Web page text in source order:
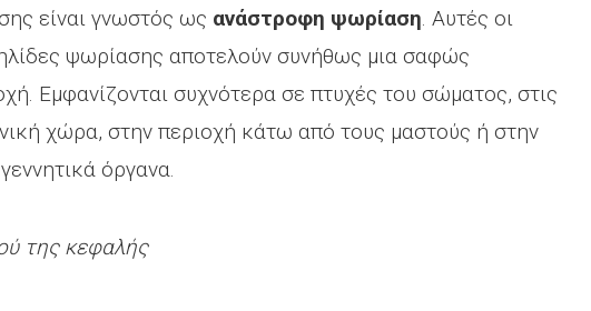
είναι γνωστός ως ανάστροφη ψωρίαση. Αυτές οι
ψωρίασης αποτελούν συνήθως μια σαφώς
Εμφανίζονται συχνότερα σε πτυχές του σώματος, στις
χώρα, στην περιοχή κάτω από τους μαστούς ή στην
όργανα.
της κεφαλής